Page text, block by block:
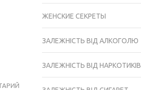
ЖЕНСКИЕ СЕКРЕТЫ
ЗАЛЕЖНІСТЬ ВІД АЛКОГОЛЮ
ЗАЛЕЖНІСТЬ ВІД НАРКОТИКІВ